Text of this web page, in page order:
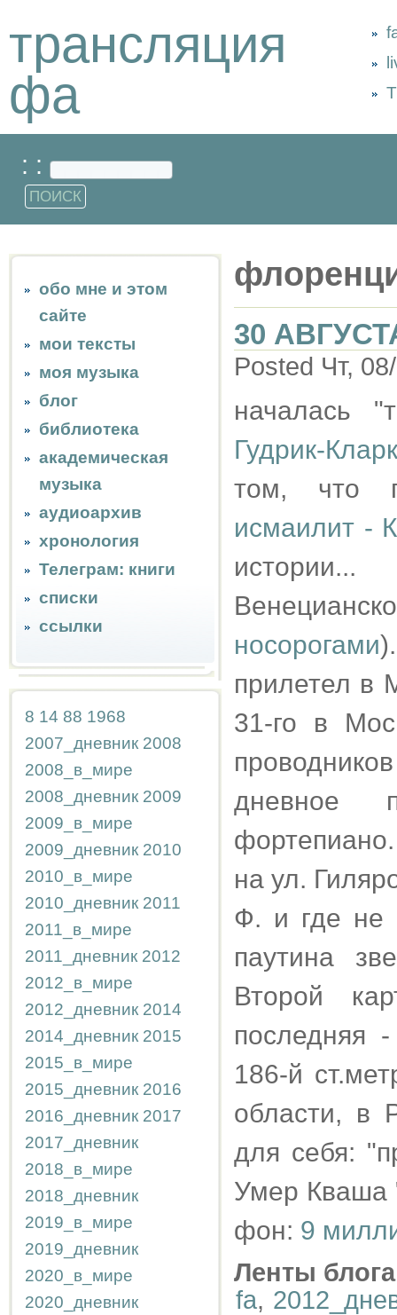
трансляция
фа
: :
обо мне и этом
сайте
мои тексты
моя музыка
блог
библиотека
академическая
музыка
аудиоархив
хронология
Телеграм: книги
списки
ссылки
8 14 88 1968
2007_дневник 2008
2008_в_мире
2008_дневник 2009
2009_в_мире
2009_дневник 2010
2010_в_мире
2010_дневник 2011
2011_в_мире
2011_дневник 2012
2012_в_мире
2012_дневник 2014
2014_дневник 2015
2015_в_мире
2015_дневник 2016
2016_дневник 2017
2017_дневник
2018_в_мире
2018_дневник
2019_в_мире
2019_дневник
2020_в_мире
2020_дневник
30
Posted Чт,
началась
Гудрик-
том, что
исмаилит -
носорогами
прилетел в
31-го в
дневное
на ул.
Ф. и где не
паутина
Второй
последняя
186-й
области, в
для себя:
Умер Кваша
фон: 9
Ленты
fa,